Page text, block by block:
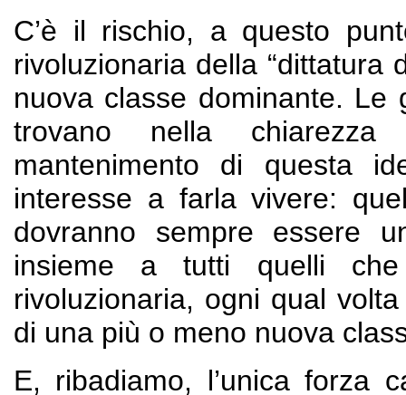
C’è il rischio, a questo
rivoluzionaria della “dittatura
nuova classe dominante.
trovano nella
mantenimento di questa
interesse a farla vivere:
dovranno sempre essere
insieme a tutti quelli
rivoluzionaria, ogni qual
di una più o meno nuova
E, ribadiamo, l’unica forza